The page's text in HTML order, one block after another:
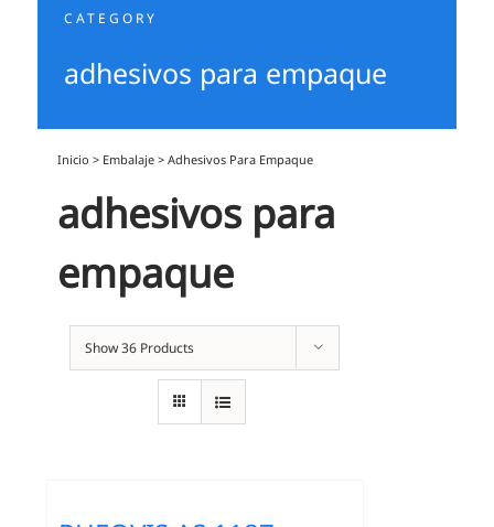
CATEGORY
adhesivos para empaque
Inicio > Embalaje >Adhesivos Para Empaque
adhesivos para
empaque
Show36 Products